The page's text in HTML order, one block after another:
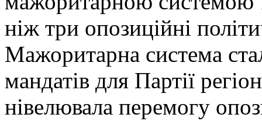
ніж три опозиційні
Мажоритарна система
мандатів для Партії
нівелювала перемогу